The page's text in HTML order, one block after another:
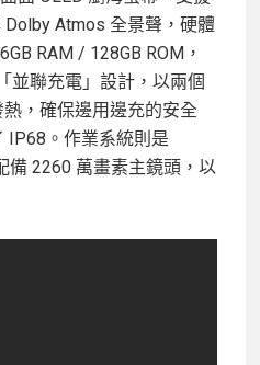
Atmos 全景聲，硬體
RAM / 128GB ROM，
並聯充電」設計，以兩個
，確保邊用邊充的安全
IP68。作業系統則是
備 2260 萬畫素主鏡頭，以